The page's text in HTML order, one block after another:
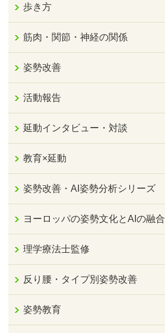
歩き方
筋肉・関節・神経の関係
姿勢改善
活動報告
延動インタビュー・対談
教育×延動
姿勢改善・AI姿勢分析シリーズ
ヨーロッパの姿勢文化とAIの融合
理学療法士監修
反り腰・タイプ別姿勢改善
姿勢教育